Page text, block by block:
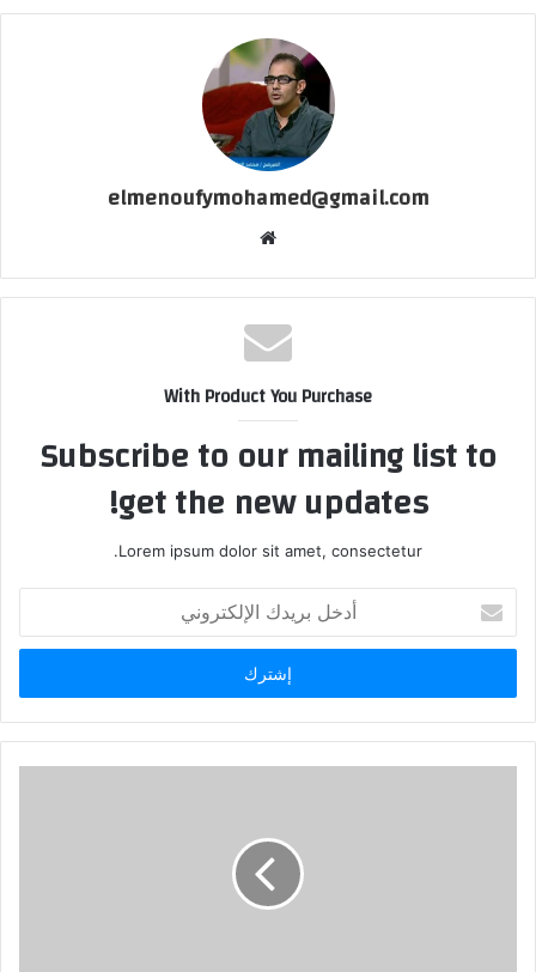
elmenoufymohamed@gmail.com
With Product You Purchase
Subscribe to our mailing list to
get the new updates!
Lorem ipsum dolor sit amet, consectetur.
بريدك
الإلكتروني